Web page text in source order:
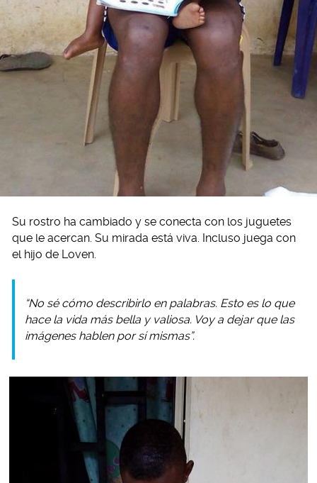
Su rostro ha cambiado y se conecta con los juguetes
que le acercan. Su mirada está viva. Incluso juega con
el hijo de Loven.
“No sé cómo describirlo en palabras. Esto es lo que
hace la vida más bella y valiosa. Voy a dejar que las
imágenes hablen por sí mismas”.